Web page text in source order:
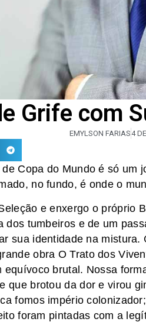
Grife com
EMYLSON FARIAS4
Copa do Mundo é só um
no fundo, é onde o
e enxergo o próprio
dos tumbeiros e de um
sua identidade na
obra O Trato dos
equívoco brutal. Nossa
que brotou da dor e virou
fomos império
foram pintadas com a